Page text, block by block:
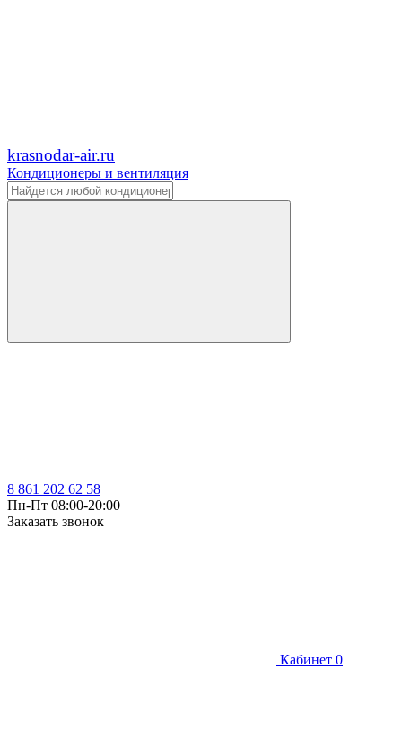
krasnodar-air.ru
Кондиционеры и вентиляция
8 861 202 62 58
Пн-Пт 08:00-20:00
Заказать звонок
Кабинет 0